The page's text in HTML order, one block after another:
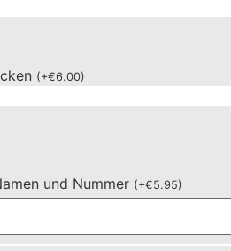
(+€6.00)
und Nummer (+€5.95)